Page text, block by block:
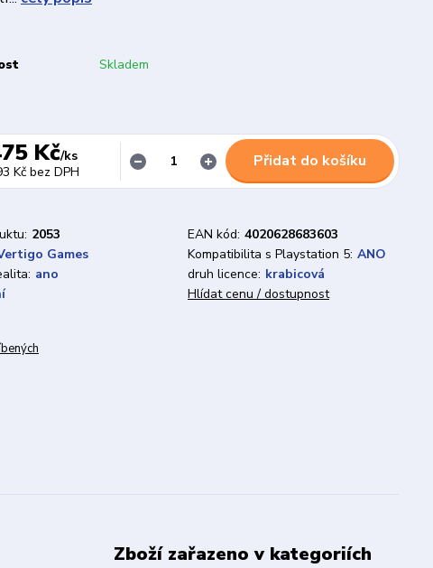
Skladem
Kč/ks
Kč bez DPH
Přidat do košíku
2053 EAN kód: 4020628683603
Games Kompatibilita s Playstation 5: ANO
ano druh licence: krabicová
Hlídat cenu / dostupnost
Zboží zařazeno v kategoriích